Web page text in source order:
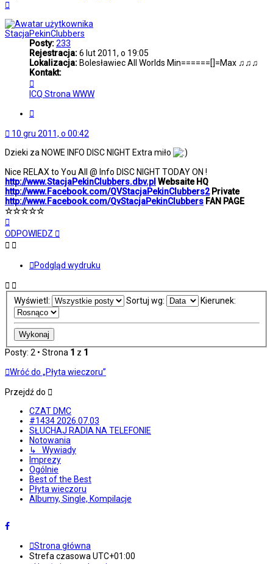
StacjaPekinClubbers
Posty:233
Rejestracja:6 lut 2011, o 19:05
Lokalizacja: Bolesławiec All Worlds Min======[]=Max ♫♫♫
Kontakt:
się
z
ICQ Strona WWW
10 gru 2011, o 00:42
Dzieki za NOWE INFO DISC NIGHT Extra miło
Nice RELAX to You All @ Info DISC NIGHT TODAY ON !
http://www.StacjaPekinClubbers.dbv.pl Websaite HQ
http://www.Facebook.com/QVStacjaPekinClubbers2Private
http://www.Facebook.com/QvStacjaPekinClubbers FAN PAGE
☆☆☆☆☆
górę
ODPOWIEDZ
Podgląd wydruku
Wyświetl: Sortuj wg: Kierunek:
Posty: 2 • Strona 1 z 1
Wróć do „Płyta wieczoru”
Przejdź do
CZAT DMC
#1434 2026.07.03
SŁUCHAJ RADIA NA TELEFONIE
Notowania
↳ Wywiady
Imprezy
Ogólnie
Best of the Best
Płyta wieczoru
Albumy, Single, Kompilacje
Strona główna
Strefa czasowa UTC+01:00